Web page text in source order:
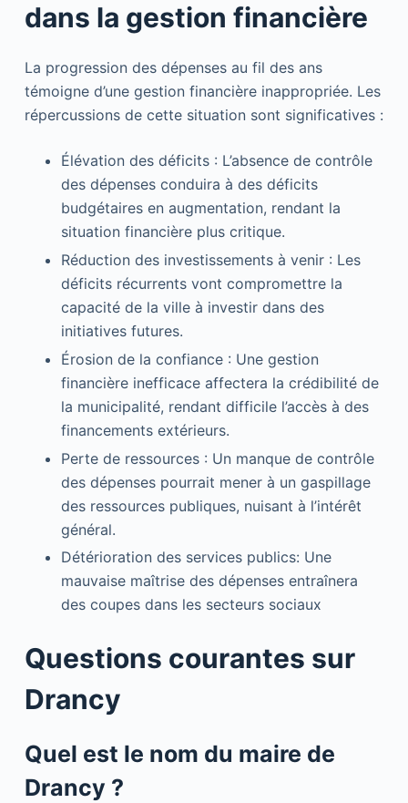
dans la gestion financière
La progression des dépenses au fil des ans
témoigne d’une gestion financière inappropriée. Les
répercussions de cette situation sont significatives :
Élévation des déficits : L’absence de contrôle
des dépenses conduira à des déficits
budgétaires en augmentation, rendant la
situation financière plus critique.
Réduction des investissements à venir : Les
déficits récurrents vont compromettre la
capacité de la ville à investir dans des
initiatives futures.
Érosion de la confiance : Une gestion
financière inefficace affectera la crédibilité de
la municipalité, rendant difficile l’accès à des
financements extérieurs.
Perte de ressources : Un manque de contrôle
des dépenses pourrait mener à un gaspillage
des ressources publiques, nuisant à l’intérêt
général.
Détérioration des services publics: Une
mauvaise maîtrise des dépenses entraînera
des coupes dans les secteurs sociaux
Questions courantes sur
Drancy
Quel est le nom du maire de
Drancy ?